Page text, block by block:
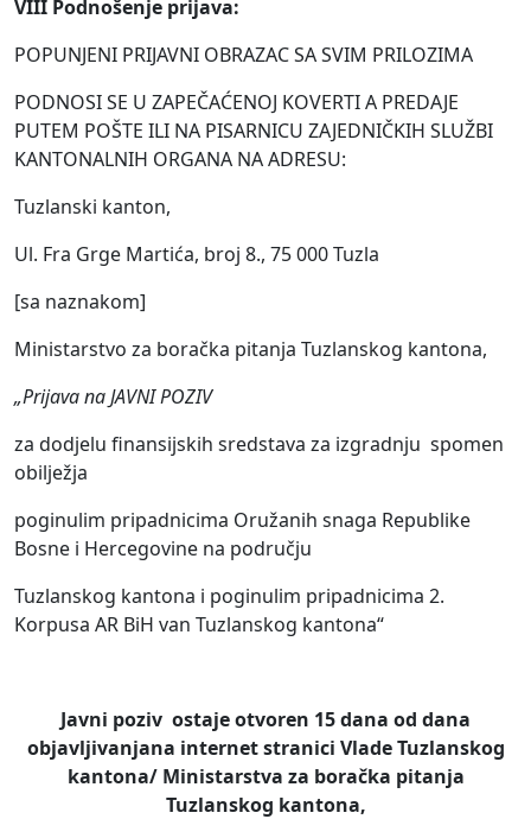
VIII Podnošenje prijava:
POPUNJENI PRIJAVNI OBRAZAC SA SVIM PRILOZIMA
PODNOSI SE U ZAPEČAĆENOJ KOVERTI A PREDAJE
PUTEM POŠTE ILI NA PISARNICU ZAJEDNIČKIH SLUŽBI
KANTONALNIH ORGANA NA ADRESU:
Tuzlanski kanton,
Ul. Fra Grge Martića, broj 8., 75 000 Tuzla
[sa naznakom]
Ministarstvo za boračka pitanja Tuzlanskog kantona,
„Prijava na JAVNI POZIV
za dodjelu finansijskih sredstava za izgradnju spomen
obilježja
poginulim pripadnicima Oružanih snaga Republike
Bosne i Hercegovine na području
Tuzlanskog kantona i poginulim pripadnicima 2.
Korpusa AR BiH van Tuzlanskog kantona“
Javni poziv ostaje otvoren 15 dana od dana
objavljivanjana internet stranici Vlade Tuzlanskog
kantona/ Ministarstva za boračka pitanja
Tuzlanskog kantona,